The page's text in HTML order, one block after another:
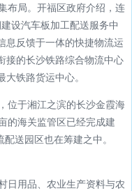
布局。开福区政府介绍，连
设汽车板加工配送服务中
息反馈于一体的快捷物流运
接的长沙铁路综合物流中心
铁路货运中心。
位于湘江之滨的长沙金霞海
的海关监管区已经完成建
送园区也在筹建之中。
日用品、农业生产资料与农